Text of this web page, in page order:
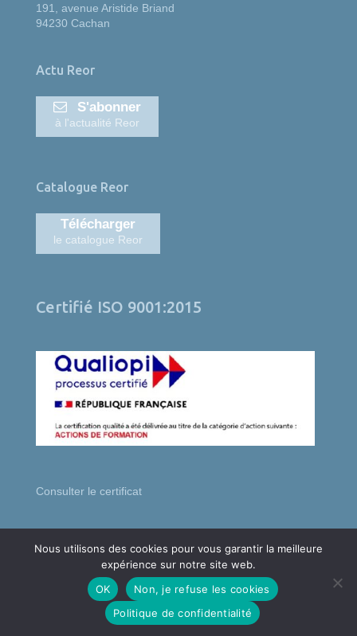
191, avenue Aristide Briand
94230 Cachan
Actu Reor
S'abonner
à l'actualité Reor
Catalogue Reor
Télécharger
le catalogue Reor
Certifié ISO 9001:2015
Consulter le certificat
Accueil Contact
Mentions légales
Protections des données
LinkedIn
Facebook
X
YouTube
Nous utilisons des cookies pour vous garantir la meilleure
expérience sur notre site web.
OK
Non, je refuse les cookies
Politique de confidentialité